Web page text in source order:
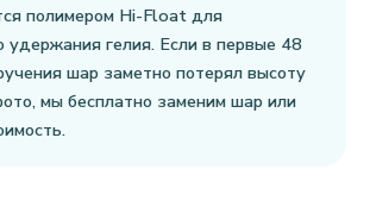
полимером Hi-Float для
удержания гелия. Если в первые 48
шар заметно потерял высоту
мы бесплатно заменим шар или